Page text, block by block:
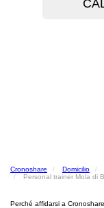
Cronoshare Domicilio
Personal trainer Mola di
Perché affidarsi a